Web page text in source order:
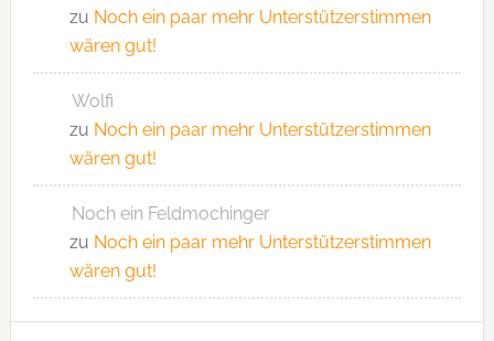
zu Noch ein paar mehr Unterstützerstimmen
wären gut!
Wolfi
zu Noch ein paar mehr Unterstützerstimmen
wären gut!
Noch ein Feldmochinger
zu Noch ein paar mehr Unterstützerstimmen
wären gut!